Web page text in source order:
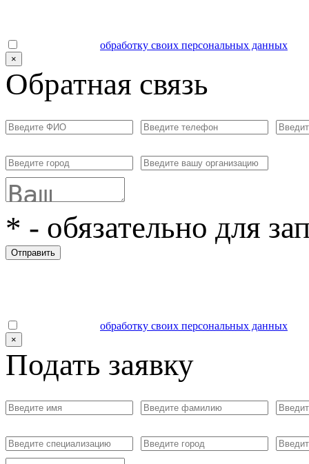
обработку своих персональных данных
×
Обратная связь
* - обязательно для
Отправить
обработку своих персональных данных
×
Подать заявку